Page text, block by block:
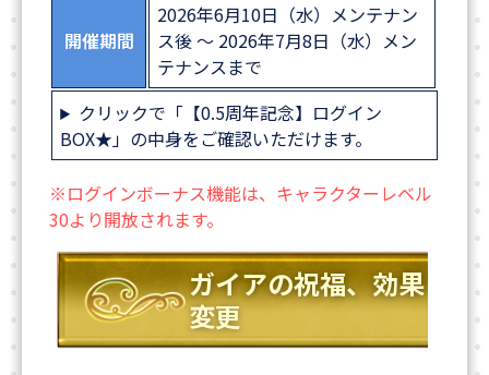
開催期間
2026年6月10日（水）メンテナン
ス後 ～ 2026年7月8日（水）メン
テナンスまで
クリックで「【0.5周年記念】ログイン
BOX★」の中身をご確認いただけます。
※ログインボーナス機能は、キャラクターレベル
30より開放されます。
ガイアの祝福、効果
変更